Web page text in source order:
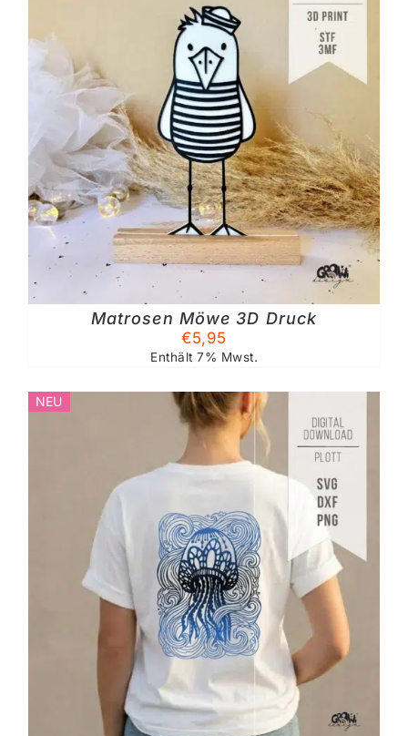
Matrosen Möwe 3D Druck
€5,95
Enthält 7% Mwst.
NEU